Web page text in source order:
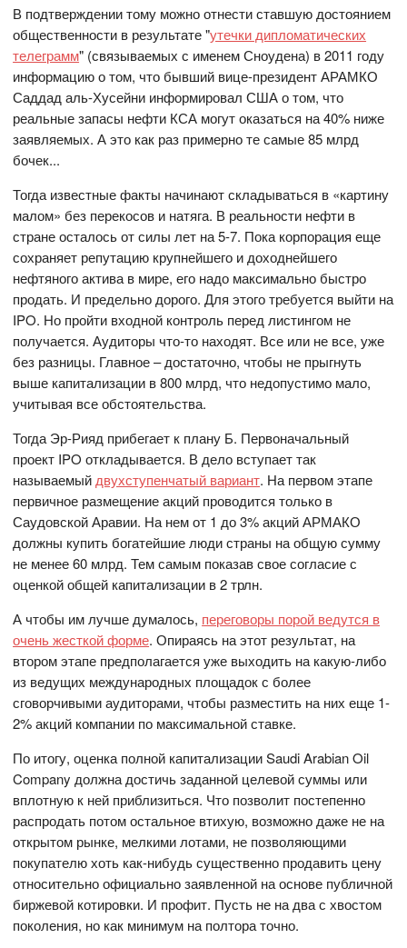
В подтверждении тому можно отнести ставшую достоянием
общественности в результате "утечки дипломатических
телеграмм" (связываемых с именем Сноудена) в 2011 году
информацию о том, что бывший вице-президент АРАМКО
Саддад аль-Хусейни информировал США о том, что
реальные запасы нефти КСА могут оказаться на 40% ниже
заявляемых. А это как раз примерно те самые 85 млрд
бочек...
Тогда известные факты начинают складываться в «картину
малом» без перекосов и натяга. В реальности нефти в
стране осталось от силы лет на 5-7. Пока корпорация еще
сохраняет репутацию крупнейшего и доходнейшего
нефтяного актива в мире, его надо максимально быстро
продать. И предельно дорого. Для этого требуется выйти на
IPO. Но пройти входной контроль перед листингом не
получается. Аудиторы что-то находят. Все или не все, уже
без разницы. Главное – достаточно, чтобы не прыгнуть
выше капитализации в 800 млрд, что недопустимо мало,
учитывая все обстоятельства.
Тогда Эр-Рияд прибегает к плану Б. Первоначальный
проект IPO откладывается. В дело вступает так
называемый двухступенчатый вариант. На первом этапе
первичное размещение акций проводится только в
Саудовской Аравии. На нем от 1 до 3% акций АРМАКО
должны купить богатейшие люди страны на общую сумму
не менее 60 млрд. Тем самым показав свое согласие с
оценкой общей капитализации в 2 трлн.
А чтобы им лучше думалось, переговоры порой ведутся в
очень жесткой форме. Опираясь на этот результат, на
втором этапе предполагается уже выходить на какую-либо
из ведущих международных площадок с более
сговорчивыми аудиторами, чтобы разместить на них еще 1-
2% акций компании по максимальной ставке.
По итогу, оценка полной капитализации Saudi Arabian Oil
Company должна достичь заданной целевой суммы или
вплотную к ней приблизиться. Что позволит постепенно
распродать потом остальное втихую, возможно даже не на
открытом рынке, мелкими лотами, не позволяющими
покупателю хоть как-нибудь существенно продавить цену
относительно официально заявленной на основе публичной
биржевой котировки. И профит. Пусть не на два с хвостом
поколения, но как минимум на полтора точно.